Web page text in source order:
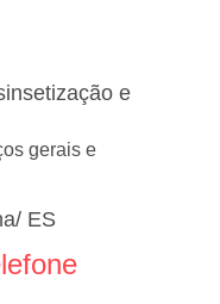
e
gerais e
ES